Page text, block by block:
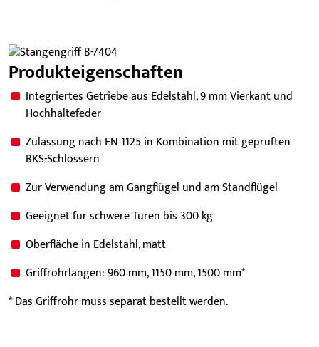
Produkteigenschaften
Integriertes Getriebe aus Edelstahl, 9 mm Vierkant und
Hochhaltefeder
Zulassung nach EN 1125 in Kombination mit geprüften
BKS-Schlössern
Zur Verwendung am Gangflügel und am Standflügel
Geeignet für schwere Türen bis 300 kg
Oberfläche in Edelstahl, matt
Griffrohrlängen: 960 mm, 1150 mm, 1500 mm*
* Das Griffrohr muss separat bestellt werden.